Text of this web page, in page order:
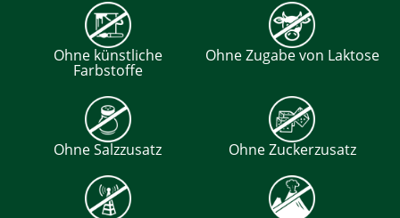
Ohne künstliche
Farbstoffe
Ohne Zugabe von Laktose
Ohne Salzzusatz Ohne Zuckerzusatz